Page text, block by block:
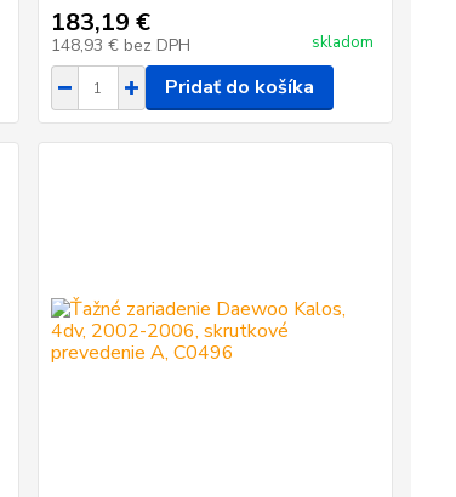
183,19 €
148,93 € bez DPH skladom
Pridať do košíka